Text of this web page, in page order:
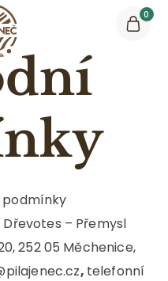
0
– Přemysl
252 05 Měchenice,
, telefonní